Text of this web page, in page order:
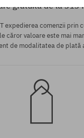
gratuită de la 313
expedierea comenzii prin
căror valoare este mai
de modalitatea de plată